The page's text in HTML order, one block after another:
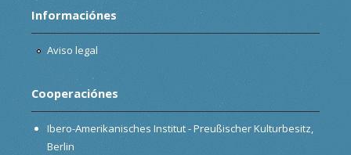
Informaciónes
Aviso legal
Cooperaciónes
Ibero-Amerikanisches Institut - Preußischer Kulturbesitz,
Berlin